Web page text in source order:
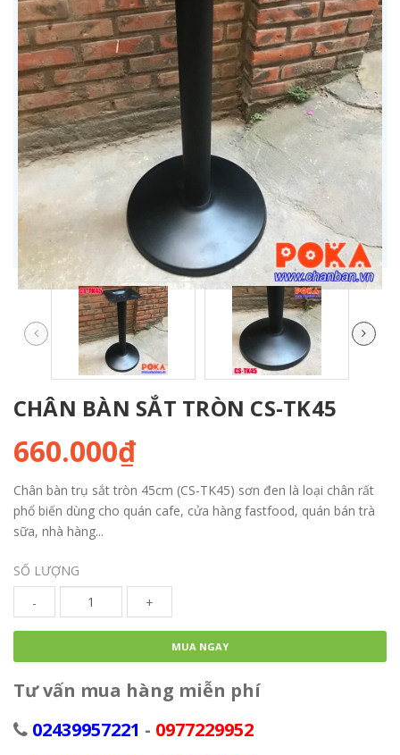
CHÂN BÀN SẮT TRÒN CS-TK45
660.000₫
Chân bàn trụ sắt tròn 45cm (CS-TK45) sơn đen là loại chân rất
phổ biến dùng cho quán cafe, cửa hàng fastfood, quán bán trà
sữa, nhà hàng...
SỐ LƯỢNG
-
+
MUA NGAY
Tư vấn mua hàng miễn phí
02439957221 - 0977229952